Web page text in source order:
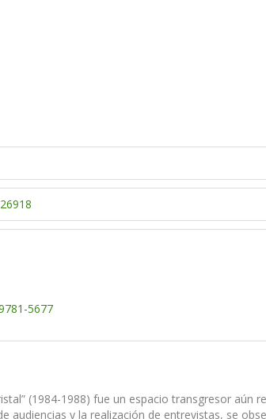
5677
(1984-1988) fue un espacio transgresor
audiencias y la realización de entrevistas, se